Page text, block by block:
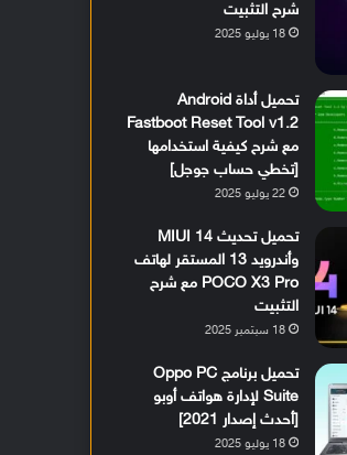
شرح التثبيت
18 يوليو 2025
تحميل أداة Android
Fastboot Reset Tool v1.2
مع شرح كيفية استخدامها
[تخطي حساب جوجل]
22 يوليو 2025
تحميل تحديث MIUI 14
وأندرويد 13 المستقر لهاتف
POCO X3 Pro مع شرح
التثبيت
18 سبتمبر 2025
تحميل برنامج Oppo PC
Suite لإدارة هواتف أوبو
[أحدث إصدار 2021]
18 يوليو 2025